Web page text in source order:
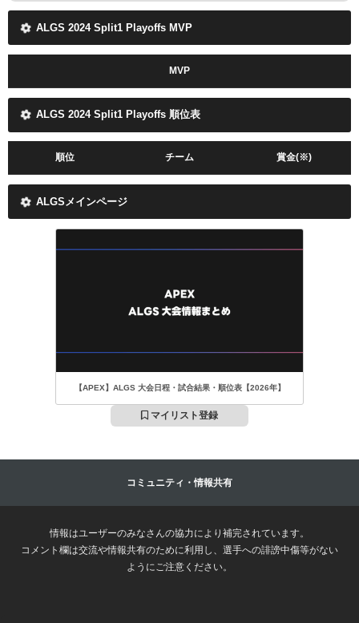
ALGS 2024 Split1 Playoffs MVP
MVP
ALGS 2024 Split1 Playoffs 順位表
順位 チーム 賞金(※)
ALGSメインページ
【APEX】ALGS 大会日程・試合結果・順位表【2026年】
マイリスト登録
コミュニティ・情報共有
情報はユーザーのみなさんの協力により補完されています。
コメント欄は交流や情報共有のために利用し、選手への誹謗中傷等がない
ようにご注意ください。